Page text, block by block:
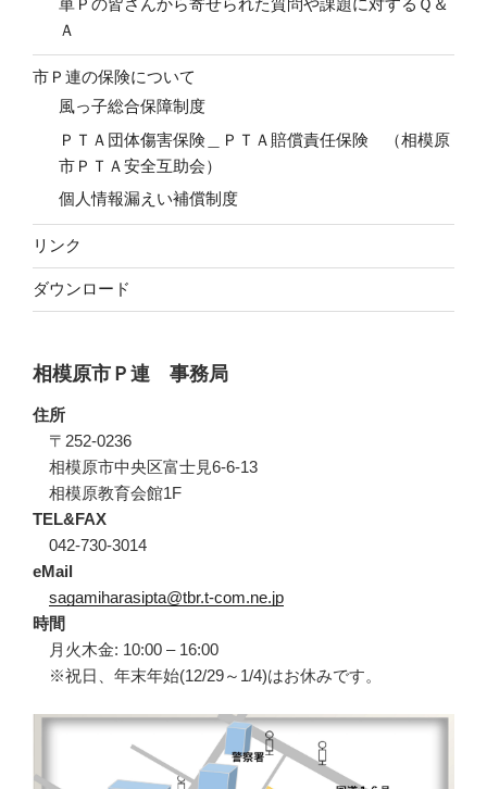
Ａ
市Ｐ連の保険について
風っ子総合保障制度
ＰＴＡ団体傷害保険＿ＰＴＡ賠償責任保険 （相模原
市ＰＴＡ安全互助会）
個人情報漏えい補償制度
リンク
ダウンロード
相模原市Ｐ連 事務局
住所
〒252-0236
相模原市中央区富士見6-6-13
相模原教育会館1F
TEL&FAX
042-730-3014
eMail
sagamiharasipta@tbr.t-com.ne.jp
時間
月火木金: 10:00 – 16:00
※祝日、年末年始(12/29～1/4)はお休みです。